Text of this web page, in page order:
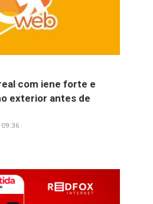
com iene forte e
exterior antes de